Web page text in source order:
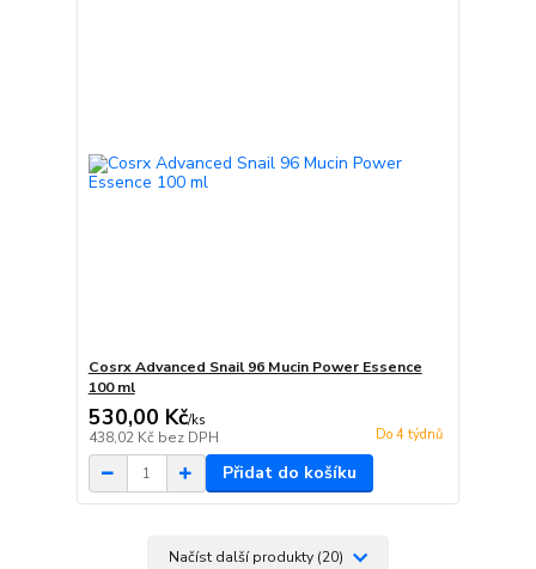
Cosrx Advanced Snail 96 Mucin Power Essence
100 ml
530,00 Kč/ks
438,02 Kč bez DPH Do 4 týdnů
Přidat do košíku
Načíst další produkty (20)